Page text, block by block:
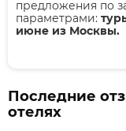
предложения по
параметрами:
июне из Москвы.
Последние
отелях